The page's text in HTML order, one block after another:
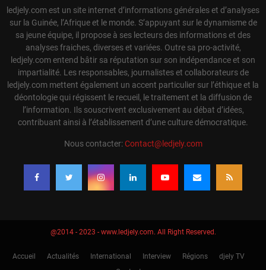
ledjely.com est un site internet d’informations générales et d’analyses
sur la Guinée, l’Afrique et le monde. S’appuyant sur le dynamisme de
sa jeune équipe, il propose à ses lecteurs des informations et des
analyses fraiches, diverses et variées. Outre sa pro-activité,
ledjely.com entend bâtir sa réputation sur son indépendance et son
impartialité. Les responsables, journalistes et collaborateurs de
ledjely.com mettent également un accent particulier sur l’éthique et la
déontologie qui régissent le recueil, le traitement et la diffusion de
l’information. Ils souscrivent exclusivement au débat d’idées,
contribuant ainsi à l’établissement d’une culture démocratique.
Nous contacter:Contact@ledjely.com
@2014 - 2023 - www.ledjely.com. All Right Reserved.
Accueil Actualités International Interview Régions
djely TV